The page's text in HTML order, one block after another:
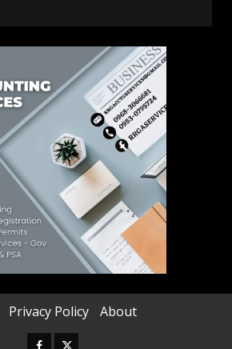
Privacy Policy About
Facebook
Twitter